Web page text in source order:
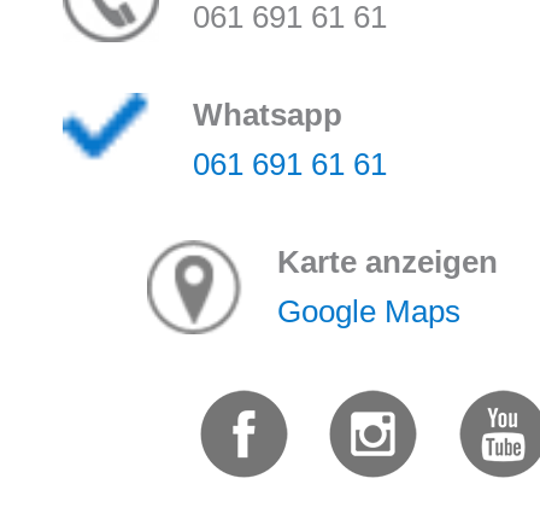
061 691 61 61
Whatsapp
061 691 61 61
Karte anzeigen
Google Maps